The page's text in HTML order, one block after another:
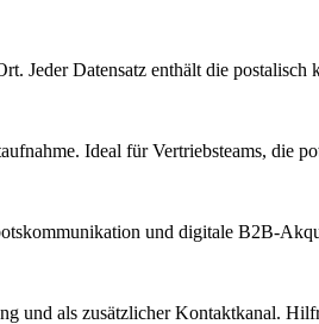
Jeder Datensatz enthält die
Ideal für Vertriebsteams, die
und digitale B2B-
und als zusätzlicher Kontaktkanal.